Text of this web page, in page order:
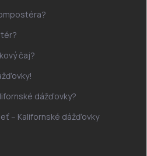
čaj?
dážďovky?
– Kalifornské dážďovky